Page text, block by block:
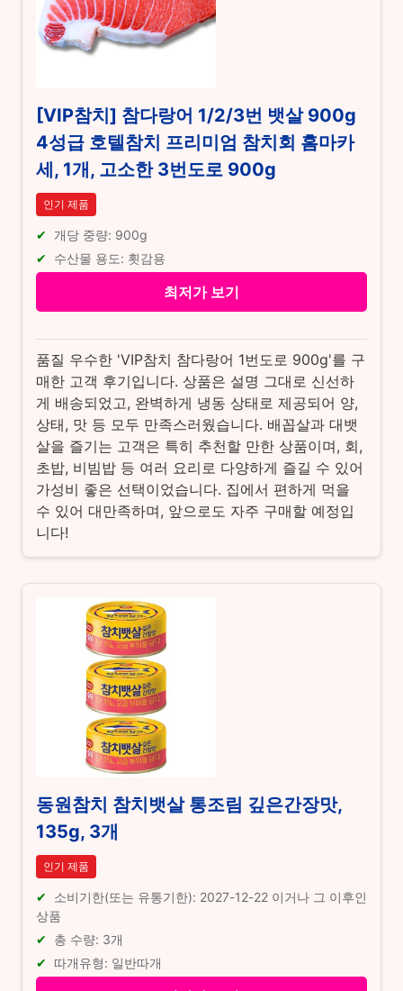
[VIP참치] 참다랑어 1/2/3번 뱃살 900g
4성급 호텔참치 프리미엄 참치회 홈마카
세, 1개, 고소한 3번도로 900g
인기 제품
개당 중량: 900g
수산물 용도: 횟감용
최저가 보기
품질 우수한 'VIP참치 참다랑어 1번도로 900g'를 구
매한 고객 후기입니다. 상품은 설명 그대로 신선하
게 배송되었고, 완벽하게 냉동 상태로 제공되어 양,
상태, 맛 등 모두 만족스러웠습니다. 배꼽살과 대뱃
살을 즐기는 고객은 특히 추천할 만한 상품이며, 회,
초밥, 비빔밥 등 여러 요리로 다양하게 즐길 수 있어
가성비 좋은 선택이었습니다. 집에서 편하게 먹을
수 있어 대만족하며, 앞으로도 자주 구매할 예정입
니다!
동원참치 참치뱃살 통조림 깊은간장맛,
135g, 3개
인기 제품
소비기한(또는 유통기한): 2027-12-22 이거나 그 이후인
상품
총 수량: 3개
따개유형: 일반따개